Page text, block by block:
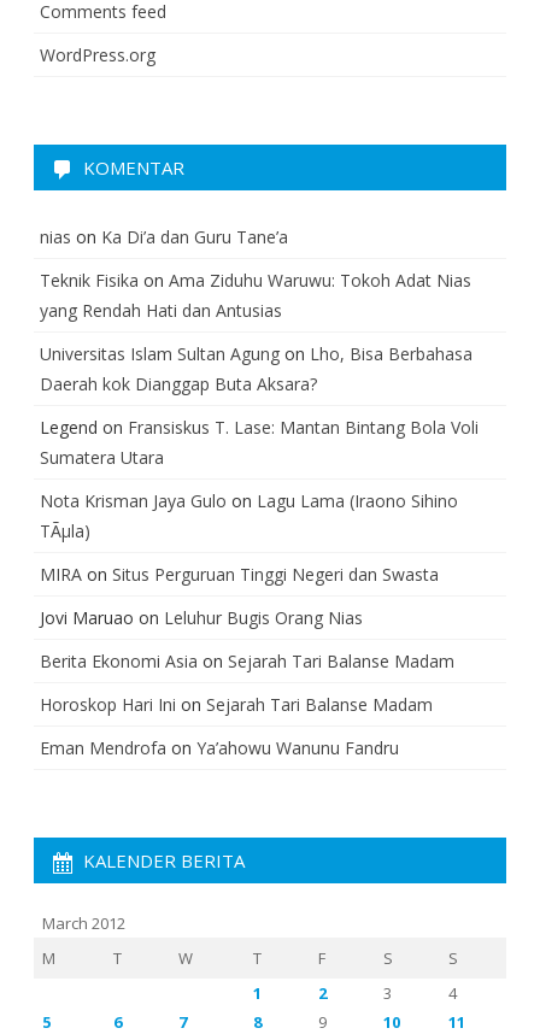
Comments feed
WordPress.org
KOMENTAR
nias on Ka Di’a dan Guru Tane’a
Teknik Fisika on Ama Ziduhu Waruwu: Tokoh Adat Nias
yang Rendah Hati dan Antusias
Universitas Islam Sultan Agung on Lho, Bisa Berbahasa
Daerah kok Dianggap Buta Aksara?
Legend on Fransiskus T. Lase: Mantan Bintang Bola Voli
Sumatera Utara
Nota Krisman Jaya Gulo on Lagu Lama (Iraono Sihino
TÃµla)
MIRA on Situs Perguruan Tinggi Negeri dan Swasta
Jovi Maruao on Leluhur Bugis Orang Nias
Berita Ekonomi Asia on Sejarah Tari Balanse Madam
Horoskop Hari Ini on Sejarah Tari Balanse Madam
Eman Mendrofa on Ya’ahowu Wanunu Fandru
KALENDER BERITA
March 2012
M
T W T F S
S
1
2 3
4
5
6 7 8 9 10 11